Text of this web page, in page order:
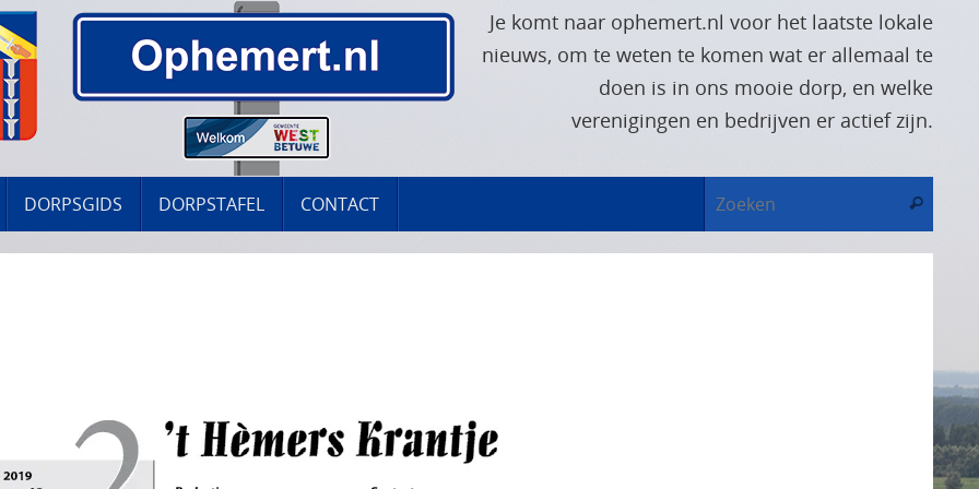
Je komt naar ophemert.nl voor het laatste lokale
nieuws, om te weten te komen wat er allemaal te
doen is in ons mooie dorp, en welke
verenigingen en bedrijven er actief zijn.
DORPSGIDS DORPSTAFEL CONTACT Zoeken